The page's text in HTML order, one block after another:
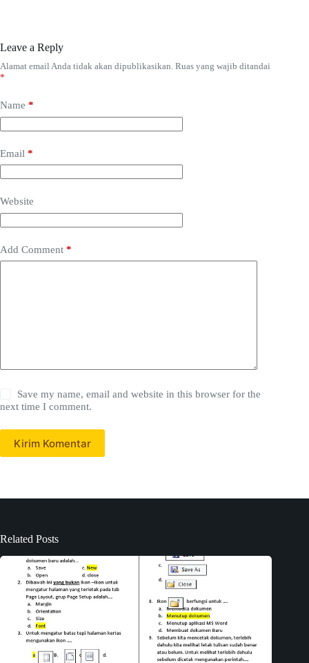
Leave a Reply
Alamat email Anda tidak akan dipublikasikan. Ruas yang wajib ditandai
*
Name *
Email *
Website
Add Comment *
Save my name, email and website in this browser for the
next time I comment.
Kirim Komentar
Related Posts